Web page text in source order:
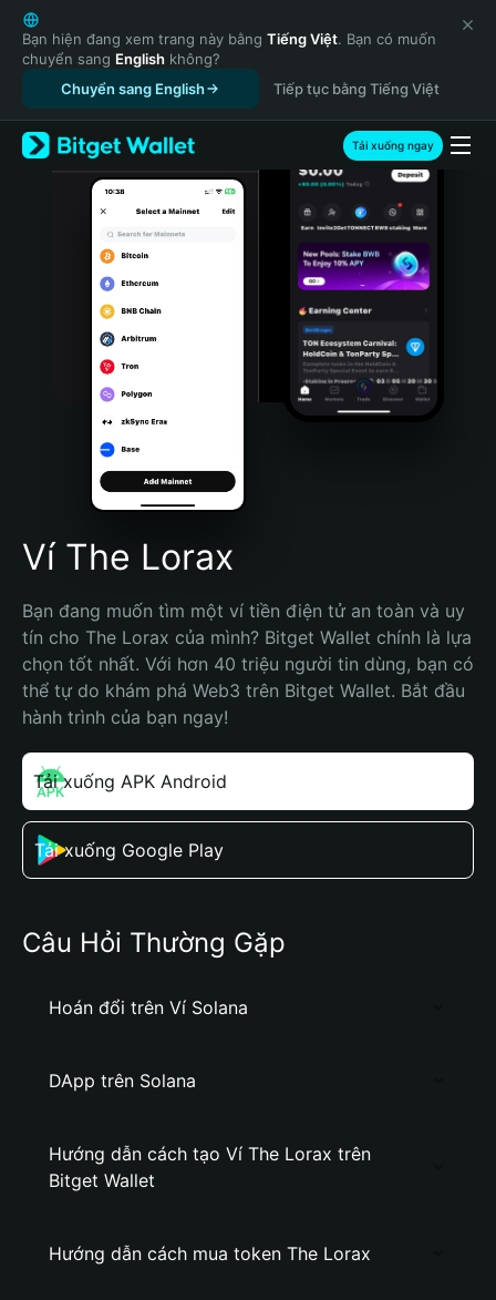
English
日本語
Tiếng Việt
Русский
Español (Latinoamérica)
Türkçe
Italiano
Português (Portugal)
Bahasa Indonesia
Português (Brasil)
Español (Argentina)
Bạn hiện đang xem trang này bằng Tiếng Việt. Bạn có muốn
chuyển sang English không?
Chuyển sang English
Tiếp tục bằng Tiếng Việt
Tải xuống ngay
Ví The Lorax
Bạn đang muốn tìm một ví tiền điện tử an toàn và uy
tín cho The Lorax của mình? Bitget Wallet chính là lựa
chọn tốt nhất. Với hơn 40 triệu người tin dùng, bạn có
thể tự do khám phá Web3 trên Bitget Wallet. Bắt đầu
hành trình của bạn ngay!
Tải xuống APK Android
Tải xuống Google Play
Câu Hỏi Thường Gặp
Hoán đổi trên Ví Solana
DApp trên Solana
Hướng dẫn cách tạo Ví The Lorax trên
Bitget Wallet
Hướng dẫn cách mua token The Lorax